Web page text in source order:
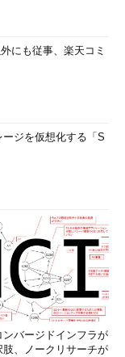
にも従事、楽天コミ
ジを仮想化する「S
ンバージドインフラが
肢、ノークリサーチが